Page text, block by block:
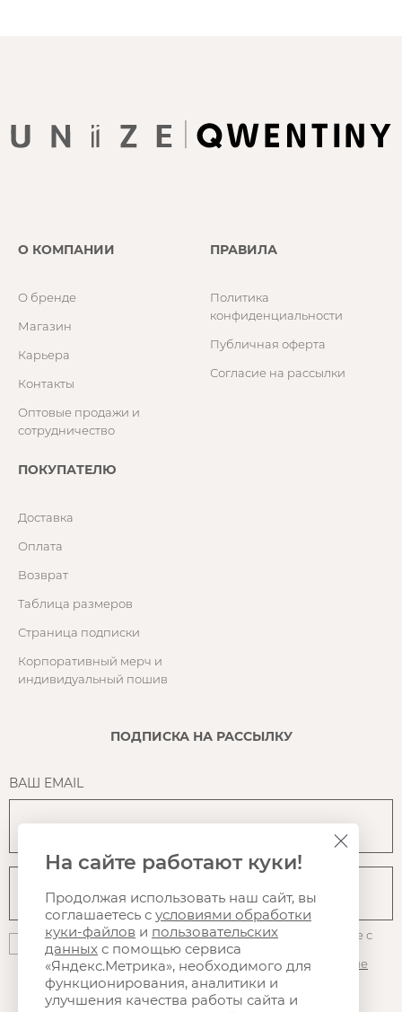
О КОМПАНИИ
О бренде
Магазин
Карьера
Контакты
Оптовые продажи и
сотрудничество
ПРАВИЛА
Политика
конфиденциальности
Публичная оферта
Согласие на рассылки
ПОКУПАТЕЛЮ
Доставка
Оплата
Возврат
Таблица размеров
Страница подписки
Корпоративный мерч и
индивидуальный пошив
ПОДПИСКА НА РАССЫЛКУ
ВАШ EMAIL
Нажимая на кнопку "Подписаться", вы даете согласие с
политикой конфиденциальности, на
файлов кукии Яндекс.Метрики, а так же наполучение
рассылки, в том числе рекламной
На сайте работают куки!
Продолжая использовать наш сайт, вы
соглашаетесь с условиями обработки
куки-файлов и пользовательских
данных с помощью сервиса
«Яндекс.Метрика», необходимого для
функционирования, аналитики и
улучшения качества работы сайта и